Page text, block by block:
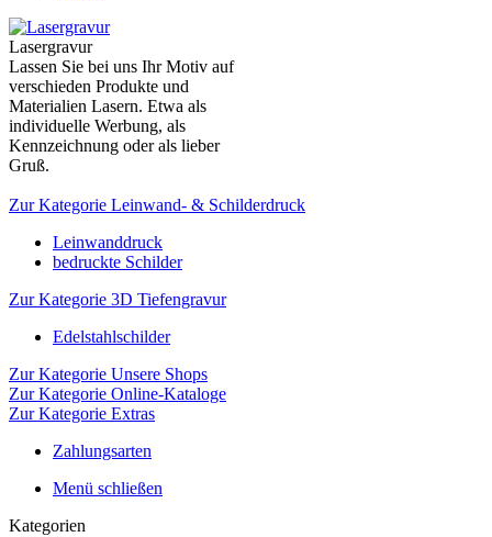
Lasergravur
Lassen Sie bei uns Ihr Motiv auf
verschieden Produkte und
Materialien Lasern. Etwa als
individuelle Werbung, als
Kennzeichnung oder als lieber
Gruß.
Zur Kategorie Leinwand- & Schilderdruck
Leinwanddruck
bedruckte Schilder
Zur Kategorie 3D Tiefengravur
Edelstahlschilder
Zur Kategorie Unsere Shops
Zur Kategorie Online-Kataloge
Zur Kategorie Extras
Zahlungsarten
Menü schließen
Kategorien